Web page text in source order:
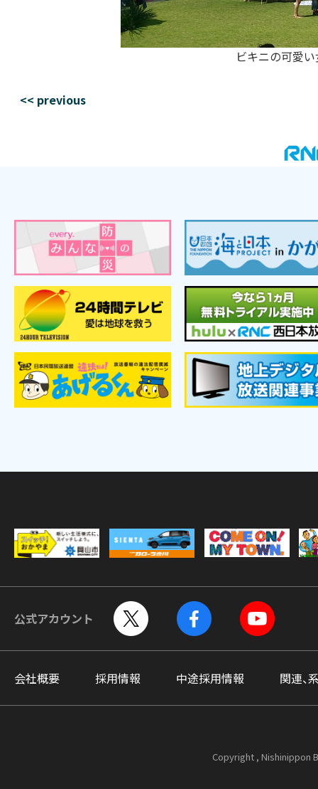
ビキニの可愛
<< previous
公式アカウント
会社概要 採用情報 中途採用情報 関連、
Copyright , Nishinippon